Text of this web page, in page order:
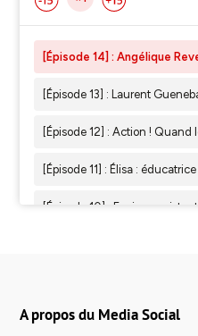
A propos du Media Social